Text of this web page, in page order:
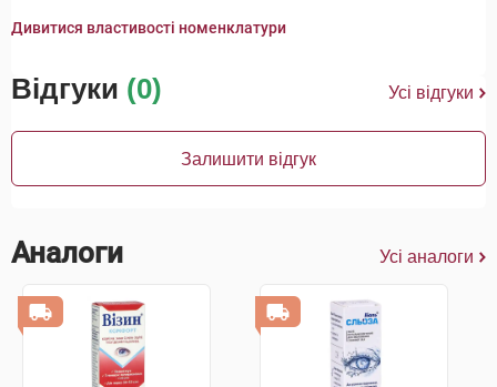
Дивитися властивості номенклатури
Відгуки (0) Усі відгуки
Залишити відгук
Аналоги Усі аналоги